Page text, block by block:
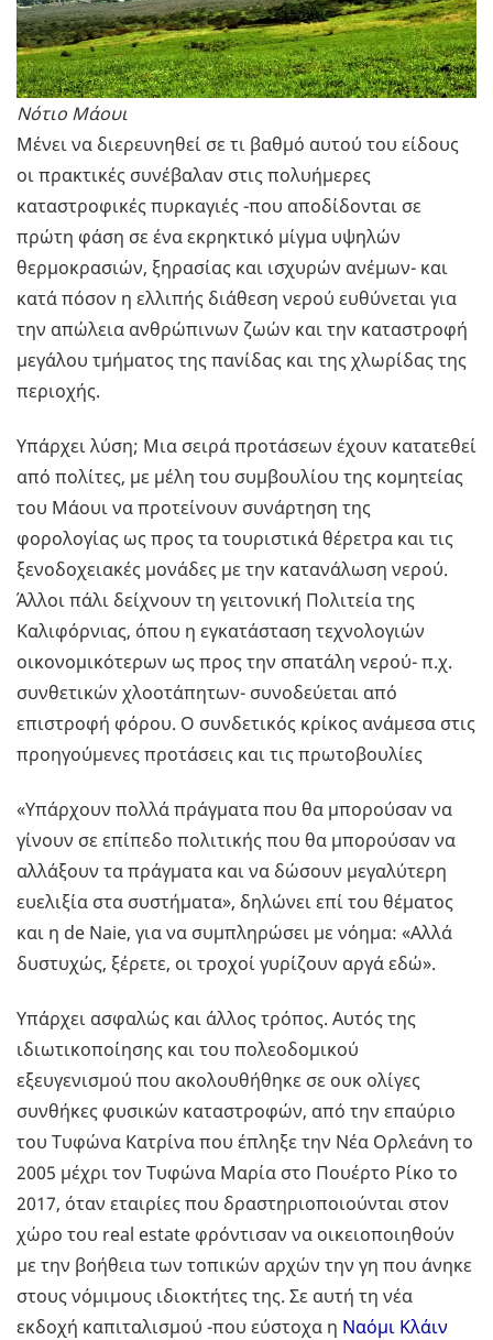
Νότιο Μάουι
Μένει να διερευνηθεί σε τι βαθμό αυτού του είδους
οι πρακτικές συνέβαλαν στις πολυήμερες
καταστροφικές πυρκαγιές -που αποδίδονται σε
πρώτη φάση σε ένα εκρηκτικό μίγμα υψηλών
θερμοκρασιών, ξηρασίας και ισχυρών ανέμων- και
κατά πόσον η ελλιπής διάθεση νερού ευθύνεται για
την απώλεια ανθρώπινων ζωών και την καταστροφή
μεγάλου τμήματος της πανίδας και της χλωρίδας της
περιοχής.
Υπάρχει λύση; Μια σειρά προτάσεων έχουν κατατεθεί
από πολίτες, με μέλη του συμβουλίου της κομητείας
του Μάουι να προτείνουν συνάρτηση της
φορολογίας ως προς τα τουριστικά θέρετρα και τις
ξενοδοχειακές μονάδες με την κατανάλωση νερού.
Άλλοι πάλι δείχνουν τη γειτονική Πολιτεία της
Καλιφόρνιας, όπου η εγκατάσταση τεχνολογιών
οικονομικότερων ως προς την σπατάλη νερού- π.χ.
συνθετικών χλοοτάπητων- συνοδεύεται από
επιστροφή φόρου. Ο συνδετικός κρίκος ανάμεσα στις
προηγούμενες προτάσεις και τις πρωτοβουλίες
«Υπάρχουν πολλά πράγματα που θα μπορούσαν να
γίνουν σε επίπεδο πολιτικής που θα μπορούσαν να
αλλάξουν τα πράγματα και να δώσουν μεγαλύτερη
ευελιξία στα συστήματα», δηλώνει επί του θέματος
και η de Naie, για να συμπληρώσει με νόημα: «Αλλά
δυστυχώς, ξέρετε, οι τροχοί γυρίζουν αργά εδώ».
Υπάρχει ασφαλώς και άλλος τρόπος. Aυτός της
ιδιωτικοποίησης και του πολεοδομικού
εξευγενισμού που ακολουθήθηκε σε ουκ ολίγες
συνθήκες φυσικών καταστροφών, από την επαύριο
του Τυφώνα Κατρίνα που έπληξε την Νέα Ορλεάνη το
2005 μέχρι τον Τυφώνα Μαρία στο Πουέρτο Ρίκο το
2017, όταν εταιρίες που δραστηριοποιούνται στον
χώρο του real estate φρόντισαν να οικειοποιηθούν
με την βοήθεια των τοπικών αρχών την γη που άνηκε
στους νόμιμους ιδιοκτήτες της. Σε αυτή τη νέα
εκδοχή καπιταλισμού -που εύστοχα η Ναόμι Κλάιν